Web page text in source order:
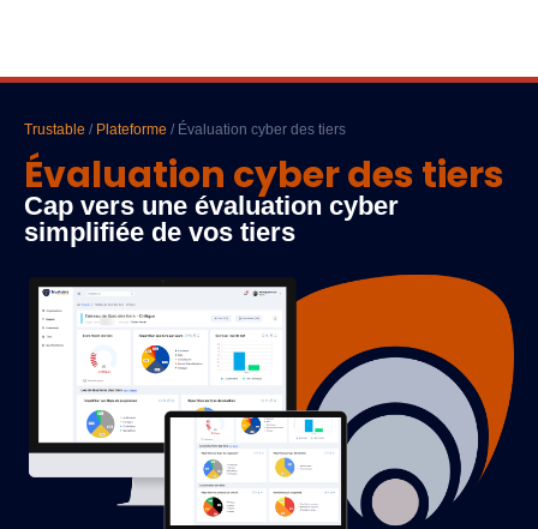
Trustable / Plateforme / Évaluation cyber des tiers
Évaluation cyber des tiers
Cap vers une évaluation cyber
simplifiée de vos tiers